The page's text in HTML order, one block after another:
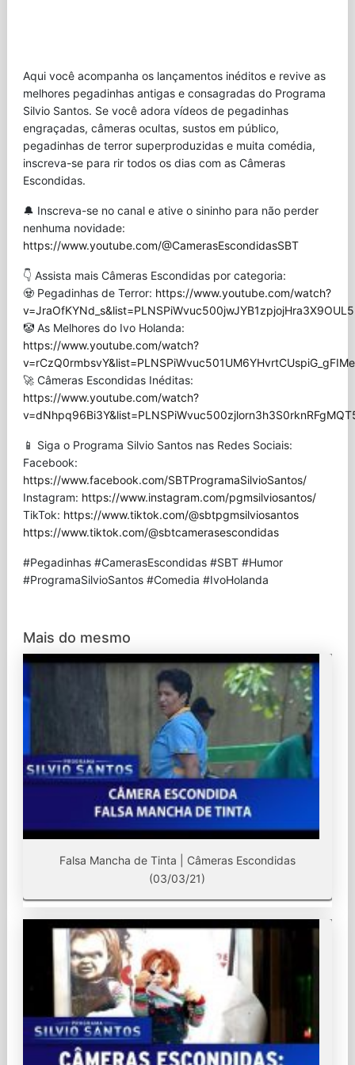
Aqui você acompanha os lançamentos inéditos e revive as
melhores pegadinhas antigas e consagradas do Programa
Silvio Santos. Se você adora vídeos de pegadinhas
engraçadas, câmeras ocultas, sustos em público,
pegadinhas de terror superproduzidas e muita comédia,
inscreva-se para rir todos os dias com as Câmeras
Escondidas.
🔔 Inscreva-se no canal e ative o sininho para não perder
nenhuma novidade:
https://www.youtube.com/@CamerasEscondidasSBT
👇 Assista mais Câmeras Escondidas por categoria:
🧟 Pegadinhas de Terror: https://www.youtube.com/watch?
v=JraOfKYNd_s&list=PLNSPiWvuc500jwJYB1zpjojHra3X9OUL5
🤡 As Melhores do Ivo Holanda:
https://www.youtube.com/watch?
🚀 Câmeras Escondidas Inéditas:
https://www.youtube.com/watch?
📱 Siga o Programa Silvio Santos nas Redes Sociais:
Facebook:
https://www.facebook.com/SBTProgramaSilvioSantos/
Instagram: https://www.instagram.com/pgmsilviosantos/
TikTok: https://www.tiktok.com/@sbtpgmsilviosantos
https://www.tiktok.com/@sbtcamerasescondidas
#Pegadinhas #CamerasEscondidas #SBT #Humor
#ProgramaSilvioSantos #Comedia #IvoHolanda
Mais do mesmo
Falsa Mancha de Tinta | Câmeras Escondidas
(03/03/21)